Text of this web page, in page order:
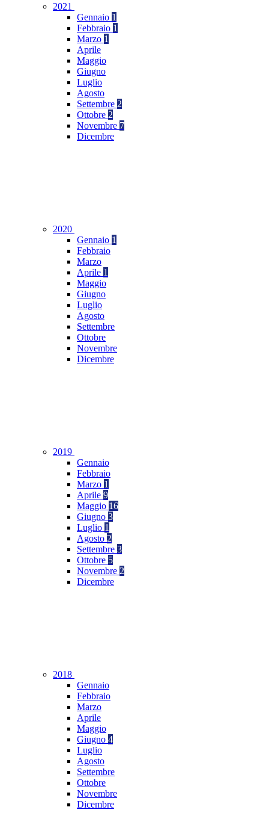
2021
Gennaio 1
Febbraio 1
Marzo 1
Aprile
Maggio
Giugno
Luglio
Agosto
Settembre 2
Ottobre 2
Novembre 7
Dicembre
2020
Gennaio 1
Febbraio
Marzo
Aprile 1
Maggio
Giugno
Luglio
Agosto
Settembre
Ottobre
Novembre
Dicembre
2019
Gennaio
Febbraio
Marzo 1
Aprile 9
Maggio 16
Giugno 3
Luglio 1
Agosto 2
Settembre 3
Ottobre 5
Novembre 2
Dicembre
2018
Gennaio
Febbraio
Marzo
Aprile
Maggio
Giugno 4
Luglio
Agosto
Settembre
Ottobre
Novembre
Dicembre